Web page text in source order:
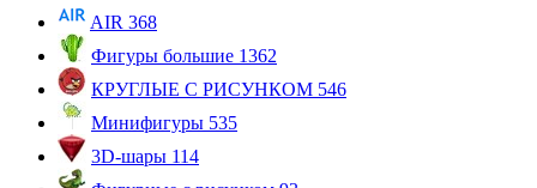
AIR 368
Фигуры большие 1362
КРУГЛЫЕ С РИСУНКОМ 546
Минифигуры 535
3D-шары 114